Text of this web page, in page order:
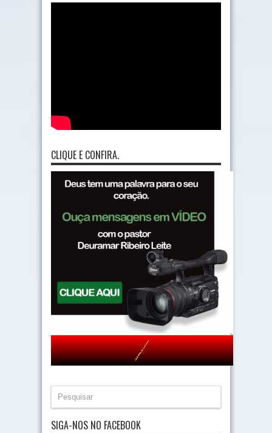
CLIQUE E CONFIRA.
SIGA-NOS NO FACEBOOK